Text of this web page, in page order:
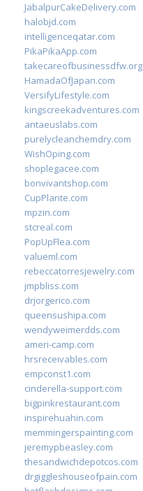
JabalpurCakeDelivery.com
halobjd.com
intelligenceqatar.com
PikaPikaApp.com
takecareofbusinessdfw.org
HamadaOfJapan.com
VersifyLifestyle.com
kingscreekadventures.com
antaeuslabs.com
purelycleanchemdry.com
WishOping.com
shoplegacee.com
bonvivantshop.com
CupPlante.com
mpzin.com
stcreal.com
PopUpFlea.com
valueml.com
rebeccatorresjewelry.com
jmpbliss.com
drjorgerico.com
queensushipa.com
wendyweimerdds.com
ameri-camp.com
hrsreceivables.com
empconst1.com
cinderella-support.com
bigpinkrestaurant.com
inspirehuahin.com
memmingerspainting.com
jeremypbeasley.com
thesandwichdepotcos.com
drgiggleshouseofpain.com